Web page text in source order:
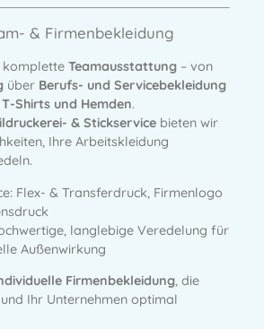
& Firmenbekleidung
komplette Teamausstattung – von
über Berufs- und Servicebekleidung
Shirts und Hemden.
& Stickservice bieten wir
Ihre Arbeitskleidung
Flex- & Transferdruck, Firmenlogo
langlebige Veredelung für
Außenwirkung
Firmenbekleidung, die
Ihr Unternehmen optimal